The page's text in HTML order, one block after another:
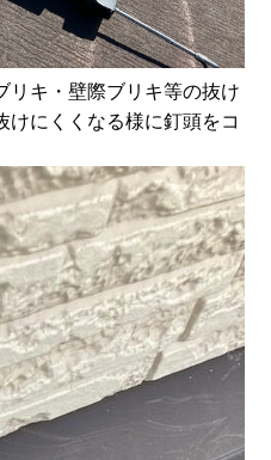
リキ・壁際ブリキ等の抜け
けにくくなる様に釘頭をコ